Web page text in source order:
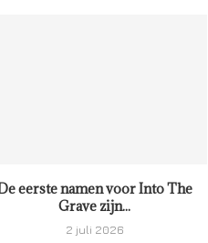
eerste namen voor Into The
Grave zijn...
2 juli 2026